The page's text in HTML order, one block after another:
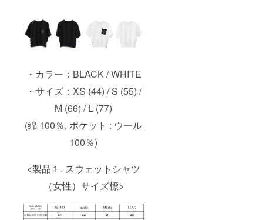
・カラー：BLACK / WHITE
・サイズ：XS (44) / S (55) /
M (66) / L (77)
(綿 100％, ポケット : ウール
100％)
<製品１. スウェットシャツ
（女性）サイズ標>